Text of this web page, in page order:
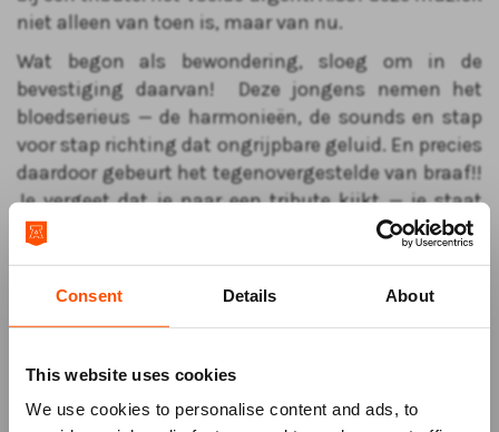
Consent Details About
This website uses cookies
We use cookies to personalise content and ads, to
niet alleen van toen is, maar van nu.
Wat begon als bewondering, sloeg om in de
bevestiging daarvan! Deze jongens nemen het
bloedserieus — de harmonieën, de sounds en stap
voor stap richting dat ongrijpbare geluid. En precies
daardoor gebeurt het tegenovergestelde van braaf!!
Je vergeet dat je naar een tribute kijkt — je staat
midden in het moment.
Generaties zitten naast elkaar in de zaal. Wie ermee
opgroeide hoort waarom deze songs de tand des
tijds hebben doorstaan. Wie ze voor het eerst
allang weer overal klinkt.
Na zo’n begin stop je niet. Dan druk je door.